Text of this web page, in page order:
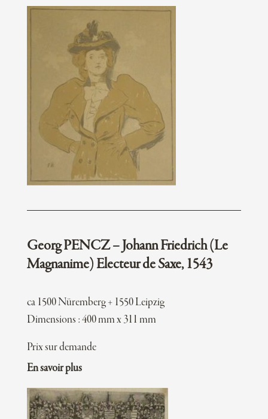
Georg PENCZ – Johann Friedrich (Le
Magnanime) Electeur de Saxe, 1543
ca 1500 Nüremberg + 1550 Leipzig
Dimensions : 400 mm x 311 mm
Prix sur demande
En savoir plus